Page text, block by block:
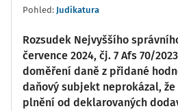
Pohled: Judikatura
Rozsudek Nejvyššího
července 2024, čj. 7 Afs 70/
doměření daně z přidané
daňový subjekt neprokázal,
plnění od deklarovaných